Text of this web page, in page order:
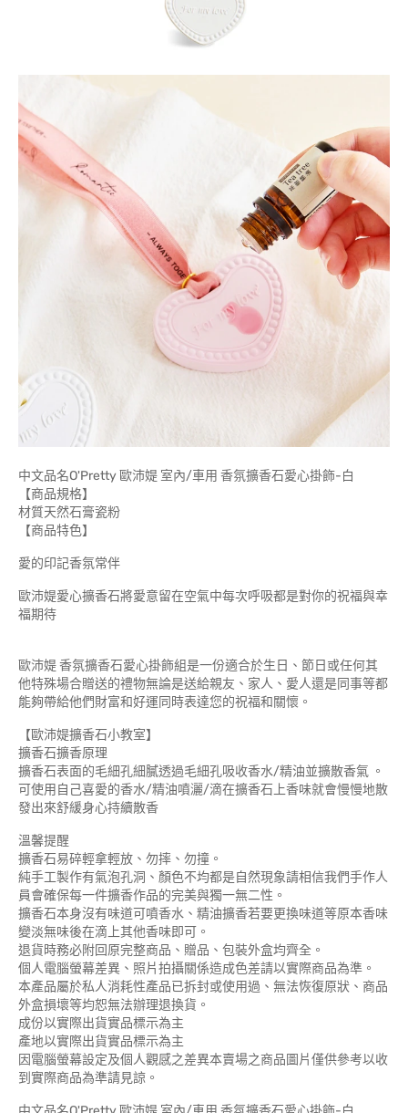
中文品名O'Pretty 歐沛媞 室內/車用 香氛擴香石愛心掛飾-白
【商品規格】
材質天然石膏瓷粉
【商品特色】
愛的印記香氛常伴
歐沛媞愛心擴香石將愛意留在空氣中每次呼吸都是對你的祝福與幸
福期待
歐沛媞 香氛擴香石愛心掛飾組是一份適合於生日、節日或任何其
他特殊場合贈送的禮物無論是送給親友、家人、愛人還是同事等都
能夠帶給他們財富和好運同時表達您的祝福和關懷。
【歐沛媞擴香石小教室】
擴香石擴香原理
擴香石表面的毛細孔細膩透過毛細孔吸收香水/精油並擴散香氣 。
可使用自己喜愛的香水/精油噴灑/滴在擴香石上香味就會慢慢地散
發出來舒緩身心持續散香
溫馨提醒
擴香石易碎輕拿輕放、勿摔、勿撞。
純手工製作有氣泡孔洞、顏色不均都是自然現象請相信我們手作人
員會確保每一件擴香作品的完美與獨一無二性。
擴香石本身沒有味道可噴香水、精油擴香若要更換味道等原本香味
變淡無味後在滴上其他香味即可。
退貨時務必附回原完整商品、贈品、包裝外盒均齊全。
個人電腦螢幕差異、照片拍攝關係造成色差請以實際商品為準。
本產品屬於私人消耗性產品已拆封或使用過、無法恢復原狀、商品
外盒損壞等均恕無法辦理退換貨。
成份以實際出貨實品標示為主
產地以實際出貨實品標示為主
因電腦螢幕設定及個人觀感之差異本賣場之商品圖片僅供參考以收
到實際商品為準請見諒。